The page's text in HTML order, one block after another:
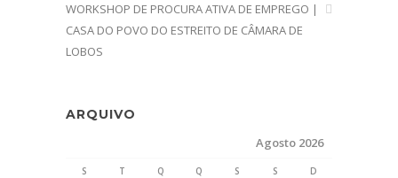
WORKSHOP DE PROCURA ATIVA DE EMPREGO |
CASA DO POVO DO ESTREITO DE CÂMARA DE
LOBOS
ARQUIVO
Agosto 2026
S T Q Q S S D